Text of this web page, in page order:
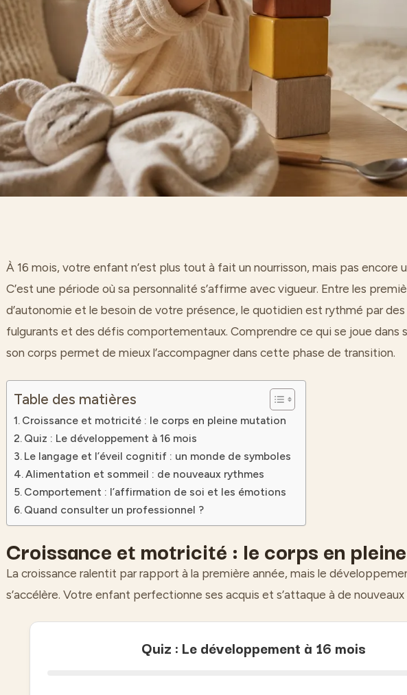
À 16 mois, votre enfant n’est plus tout à fait un nourrisson, mais pas encore
C’est une période où sa personnalité s’affirme avec vigueur. Entre les
d’autonomie et le besoin de votre présence, le quotidien est rythmé par
fulgurants et des défis comportementaux. Comprendre ce qui se joue dans
son corps permet de mieux l’accompagner dans cette phase de transition.
Table des matières
Croissance et motricité : le corps en pleine mutation
Quiz : Le développement à 16 mois
Le langage et l’éveil cognitif : un monde de symboles
Alimentation et sommeil : de nouveaux rythmes
Comportement : l’affirmation de soi et les émotions
Quand consulter un professionnel ?
Croissance et motricité : le corps en
La croissance ralentit par rapport à la première année, mais le
s’accélère. Votre enfant perfectionne ses acquis et s’attaque à de
Quiz : Le développement à 16 mois